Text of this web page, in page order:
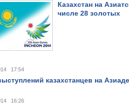
Казахстан на
числе 28 золотых
17:54
казахстанцев на
16:26